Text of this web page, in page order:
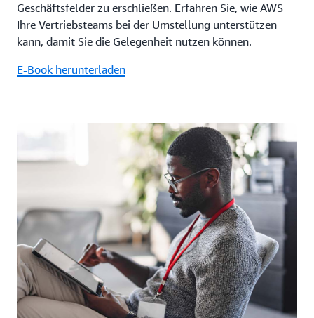
Geschäftsfelder zu erschließen. Erfahren Sie, wie AWS
Ihre Vertriebsteams bei der Umstellung unterstützen
kann, damit Sie die Gelegenheit nutzen können.
E-Book herunterladen